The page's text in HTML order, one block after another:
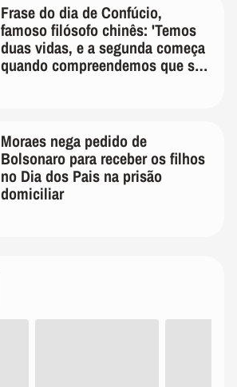
Frase do dia de Confúcio,
famoso filósofo chinês: 'Temos
duas vidas, e a segunda começa
quando compreendemos que só
Moraes nega pedido de
Bolsonaro para receber os filhos
no Dia dos Pais na prisão
domiciliar